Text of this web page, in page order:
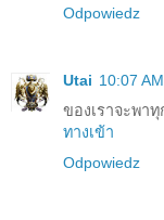
Odpowiedz
Utai 10:07 AM
ของเราจะพ
ทางเข้า
Odpowiedz